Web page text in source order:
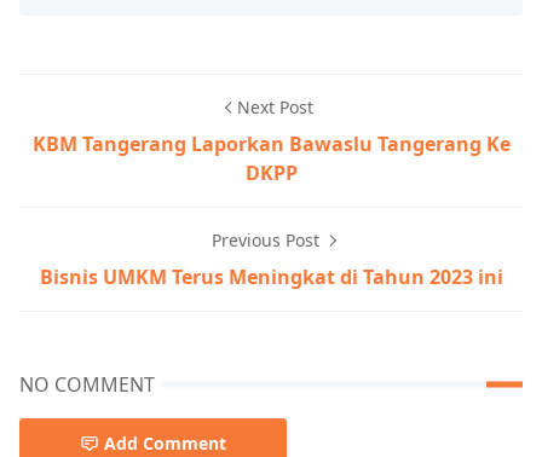
Next Post
KBM Tangerang Laporkan Bawaslu Tangerang Ke
DKPP
Previous Post
Bisnis UMKM Terus Meningkat di Tahun 2023 ini
NO COMMENT
Add Comment